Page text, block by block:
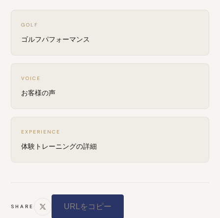
GOLF
ゴルフパフォーマンス
VOICE
お客様の声
EXPERIENCE
体験トレーニングの詳細
SHARE URLをコピー